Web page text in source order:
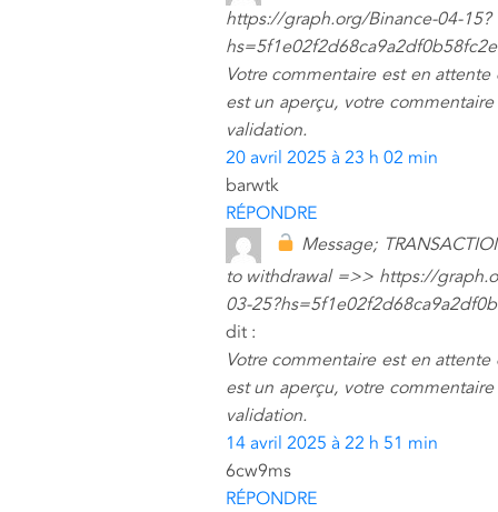
https://graph.org/Binance-04-15?
Votre commentaire est en
est un aperçu, votre
validation.
20 avril 2025 à 23 h 02 min
barwtk
RÉPONDRE
Message;
to withdrawal =>> https://
03-
dit :
Votre commentaire est en
est un aperçu, votre
validation.
14 avril 2025 à 22 h 51 min
6cw9ms
RÉPONDRE